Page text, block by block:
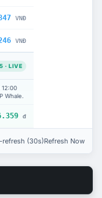
VNĐ
VNĐ
· LIVE
12:00
Whale.
đ
(30s)Refresh Now